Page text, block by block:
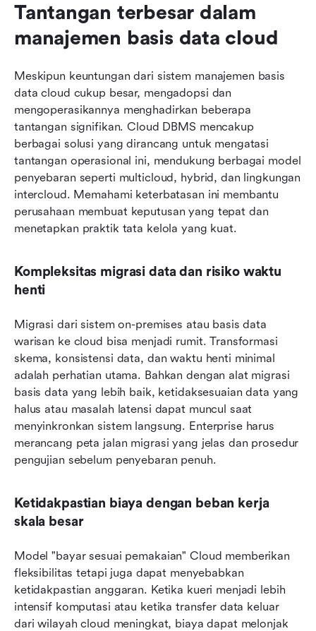
Tantangan terbesar dalam
manajemen basis data cloud
Meskipun keuntungan dari sistem manajemen basis
data cloud cukup besar, mengadopsi dan
mengoperasikannya menghadirkan beberapa
tantangan signifikan. Cloud DBMS mencakup
berbagai solusi yang dirancang untuk mengatasi
tantangan operasional ini, mendukung berbagai model
penyebaran seperti multicloud, hybrid, dan lingkungan
intercloud. Memahami keterbatasan ini membantu
perusahaan membuat keputusan yang tepat dan
menetapkan praktik tata kelola yang kuat.
Kompleksitas migrasi data dan risiko waktu
henti
Migrasi dari sistem on-premises atau basis data
warisan ke cloud bisa menjadi rumit. Transformasi
skema, konsistensi data, dan waktu henti minimal
adalah perhatian utama. Bahkan dengan alat migrasi
basis data yang lebih baik, ketidaksesuaian data yang
halus atau masalah latensi dapat muncul saat
menyinkronkan sistem langsung. Enterprise harus
merancang peta jalan migrasi yang jelas dan prosedur
pengujian sebelum penyebaran penuh.
Ketidakpastian biaya dengan beban kerja
skala besar
Model "bayar sesuai pemakaian" Cloud memberikan
fleksibilitas tetapi juga dapat menyebabkan
ketidakpastian anggaran. Ketika kueri menjadi lebih
intensif komputasi atau ketika transfer data keluar
dari wilayah cloud meningkat, biaya dapat melonjak